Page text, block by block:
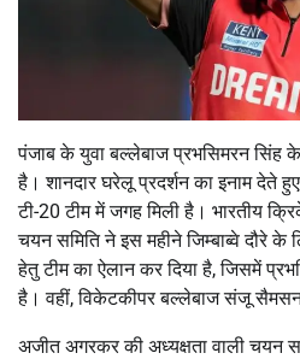
पंजाब के युवा बल्लेबाज प्रभसिमरन सिंह
है। शानदार घरेलू प्रदर्शन का इनाम देते
टी-20 टीम में जगह मिली है। भारतीय
चयन समिति ने इस महीने जिम्बाब्वे दौरे के
हेतु टीम का ऐलान कर दिया है, जिसमें
है। वहीं, विकेटकीपर बल्लेबाज संजू सैमसन
अजीत अगरकर की अध्यक्षता वाली चयन